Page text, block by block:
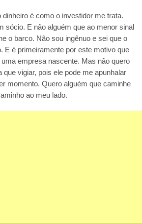
dinheiro é como o investidor me trata.
sócio. E não alguém que ao menor sinal
o barco. Não sou ingênuo e sei que o
E é primeiramente por este motivo que
empresa nascente. Mas não quero
que vigiar, pois ele pode me apunhalar
momento. Quero alguém que caminhe
ao meu lado.